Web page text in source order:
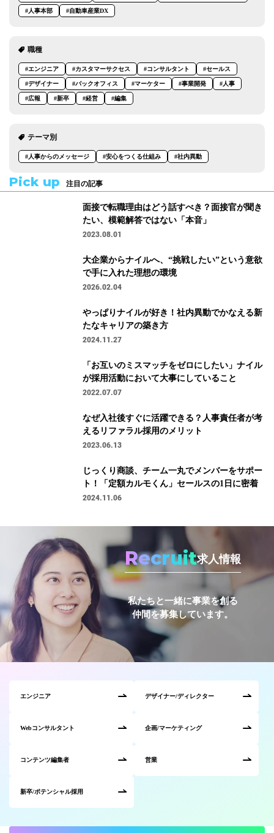
#人事本部 #自動車産業DX
職種
#エンジニア #カスタマーサクセス #コンサルタント #セールス
#デザイナー #バックオフィス #マーケター #事業開発 #人事
#広報 #新卒 #経営 #編集
テーマ別
#人事からのメッセージ #安心をつくる仕組み #社内異動
Pick up 注目の記事
面接で転職理由はどう話すべき？面接官が聞き
たい、模範解答ではない「本音」
2023.08.01
大企業からナイルへ、“挑戦したい”という意欲
で手に入れた理想の環境
2026.02.04
やっぱりナイルが好き！社内異動でかなえる新
たなキャリアの築き方
2024.11.27
「お互いのミスマッチをゼロにしたい」ナイル
が採用活動において大事にしていること
2022.07.07
なぜ入社後すぐに活躍できる？人事責任者が考
えるリファラル採用のメリット
2023.06.13
じっくり商談、チーム一丸でメンバーをサポー
ト！「定額カルモくん」セールスの1日に密着
2024.11.06
Recruit求人情報
私たちと一緒に事業を創る
仲間を募集しています。
エンジニア デザイナー/ディレクター
Webコンサルタント 企画/マーケティング
コンテンツ編集者 営業
新卒/ポテンシャル採用